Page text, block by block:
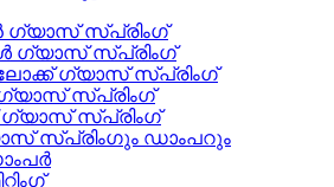
ഗ്യാസ് സ്പ്രിംഗ്
ഗ്യാസ് സ്പ്രിംഗ്
ഗ്യാസ് സ്പ്രിംഗ്
സ്പ്രിംഗ്
സ്പ്രിംഗ്
സ്പ്രിംഗും ഡാംപറും